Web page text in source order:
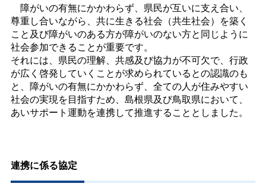
障がいの有無にかかわらず、県民が互いに支え合い、
尊重し合いながら、共に生きる社会（共生社会）を築く
こと及び障がいのある方が障がいのない方と同じように
社会参加できることが重要です。
それには、県民の理解、共感及び協力が不可欠で、行政
が広く啓発していくことが求められているとの認識のも
と、障がいの有無にかかわらず、全ての人が住みやすい
社会の実現を目指すため、島根県及び鳥取県において、
あいサポート運動を連携して推進することとしました。
連携に係る協定